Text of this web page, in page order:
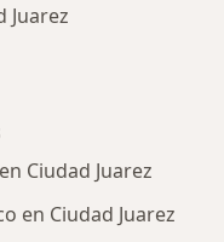
Juarez
Ciudad Juarez
en Ciudad Juarez